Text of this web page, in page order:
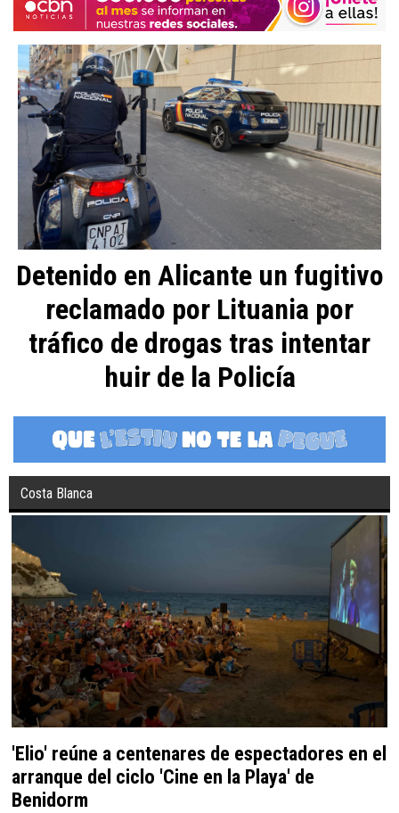
Detenido en Alicante un fugitivo
reclamado por Lituania por
tráfico de drogas tras intentar
huir de la Policía
Costa Blanca
'Elio' reúne a centenares de espectadores en el
arranque del ciclo 'Cine en la Playa' de
Benidorm